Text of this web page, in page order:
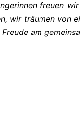
freuen
wir träumen von
am